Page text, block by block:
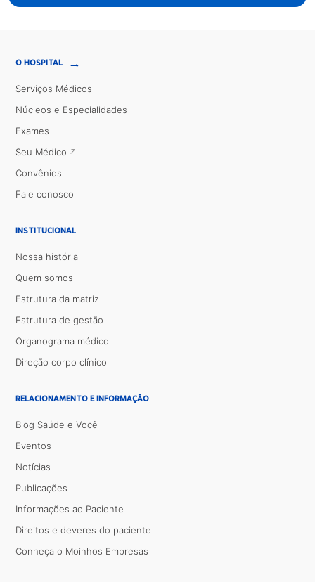
O HOSPITAL →
Serviços Médicos
Núcleos e Especialidades
Exames
Seu Médico
Convênios
Fale conosco
INSTITUCIONAL
Nossa história
Quem somos
Estrutura da matriz
Estrutura de gestão
Organograma médico
Direção corpo clínico
RELACIONAMENTO E INFORMAÇÃO
Blog Saúde e Você
Eventos
Notícias
Publicações
Informações ao Paciente
Direitos e deveres do paciente
Conheça o Moinhos Empresas